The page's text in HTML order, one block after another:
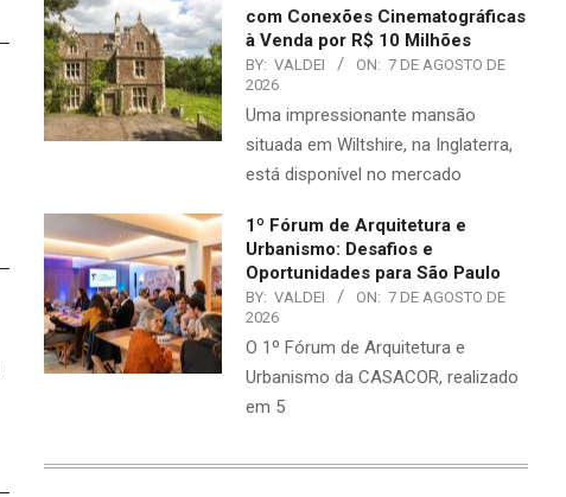
com Conexões Cinematográficas
à Venda por R$ 10 Milhões
BY: VALDEI ON: 7 DE AGOSTO DE
2026
Uma impressionante mansão
situada em Wiltshire, na Inglaterra,
está disponível no mercado
1º Fórum de Arquitetura e
Urbanismo: Desafios e
Oportunidades para São Paulo
BY: VALDEI ON: 7 DE AGOSTO DE
2026
O 1º Fórum de Arquitetura e
Urbanismo da CASACOR, realizado
em 5